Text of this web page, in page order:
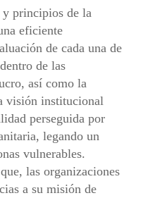
y principios de la
eficiente
de cada una de
de las
así como la
visión institucional
perseguida por
legando un
vulnerables.
las organizaciones
a su misión de